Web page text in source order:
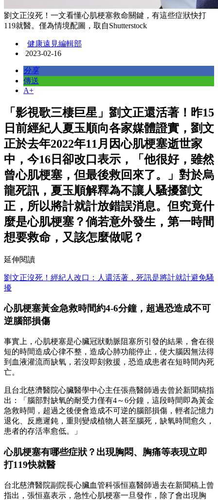
劉文正沒死！一文看懂心肌梗塞救命關鍵，有這些症狀快打
119就醫。僅為情境配圖，取自Shutterstock
健康遠見編輯部
2023-02-16
分享
傳送
A+
「影視歌三棲巨星」劉文正還活著！昨15
日前經紀人夏玉順向各家媒體證實，劉文
正於去年2022年11月因心肌梗塞逝世家
中，今16日卻改口表示，「他很好，雖然
曾心肌梗塞，但最後救回來了。」對於烏
龍死訊，夏玉順解釋為不讓人騷擾劉文
正，所以將計就計放錯誤消息。但究竟什
麼是心肌梗塞？倘若意外發生，第一時間
想要救命，又該怎麼做呢？
延伸閱讀
劉文正沒死！經紀人改口：人還活著，死訊是將計就計避免騷
擾
心肌梗塞黃金急救時間約4-6分鐘，超過恐造成不可
逆腦部損傷
事實上，心肌梗塞是心臟冠狀動脈阻塞所引發的結果，會在很
短的時間造成心律不整，造成心肺功能停止，使大腦因無法得
到血液灌流而缺氧，若沒即刻救援，恐造成患者在短時間內死
亡。
且台北慈濟醫院心臟醫學中心主任張燕醫師過去曾於新聞稿指
出：「腦部對缺氧的耐受力僅有4～6分鐘，這段時間即為黃金
急救時間，超過之後便會造成不可逆的腦部損傷，輕者記憶力
退化、反應遲鈍，重則變成植物人甚至腦死，缺氧時間愈久，
患者的存活率愈低。」
心肌梗塞有哪些症狀？出現胸悶、胸痛等表現立即
打119快就醫
台北慈濟醫院副院長心臟血管科張恒嘉醫師過去在新聞稿上曾
指出，張恒嘉表示，急性心肌梗塞一旦發作，除了會出現胸